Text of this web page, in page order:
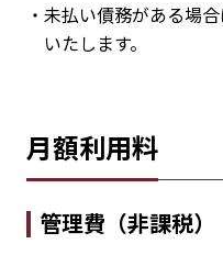
・未払い債務がある場
いたします。
月額利用料
管理費（非課税）